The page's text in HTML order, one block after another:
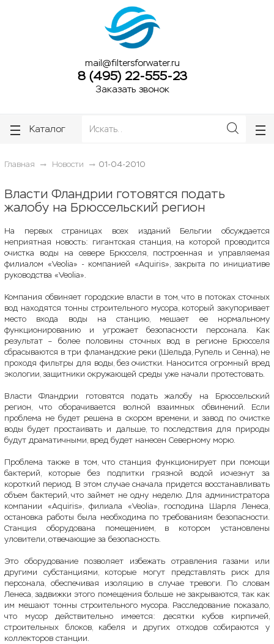
mail@filtersforwater.ru
8 (495) 22-555-23
Заказать звонок
Каталог
Главная Новости 01-04-2010
Власти Фландрии готовятся подать
жалобу на Брюссельский регион
На первых страницах всех изданий Бельгии обсуждается
неприятная новость: гигантская станция, на которой проводится
очистка воды на севере Брюсселя, построенная и управляемая
филиалом «Veolia» - компанией «Aquiris», закрыта по инициативе
руководства «Veolia».
Компания обвиняет городские власти в том, что в потоках сточных
вод находятся тонны строительного мусора, который закупоривает
место входа воды на станцию, мешает ее нормальному
функционированию и угрожает безопасности персонала. Как
результат – более половины сточных вод в регионе Брюсселя
сбрасываются в три фламандские реки (Шельда, Рупель и Сенна), не
проходя фильтры для воды, без очистки. Наносится огромный вред
экологии, защитники окружающей среды уже начали протестовать.
Власти Фландрии готовятся подать жалобу на Брюссельский
регион, что оборачивается волной взаимных обвинений. Если
проблема не будет решена в скором времени, и завод по очистке
воды будет простаивать и дальше, то последствия для природы
будут драматичными, вред будет нанесен Северному морю.
Проблема также в том, что станция функционирует при помощи
бактерий, которые без подпитки грязной водой исчезнут за
короткий период. В этом случае сначала придется восстанавливать
объем бактерий, что займет не одну неделю. Для администратора
компании «Aquiris», филиала «Veolia», господина Шарля Ленеса,
остановка работы была необходима по требованиям безопасности.
Станция оборудована помещением, в котором установлены
уловители, отвечающие за безопасность.
Это оборудование позволяет избежать отравления газами или
другими субстанциями, которые могут представлять риск для
персонала, обеспечивая изоляцию в случае тревоги. По словам
Ленеса, задвижки этого помещения больше не закрываются, так как
им мешают тонны строительного мусора. Расследование показало,
что мусор действительно имеется: десятки кубов кирпичей,
строительных блоков, кабеля и других отходов собираются у
коллекторов станции.